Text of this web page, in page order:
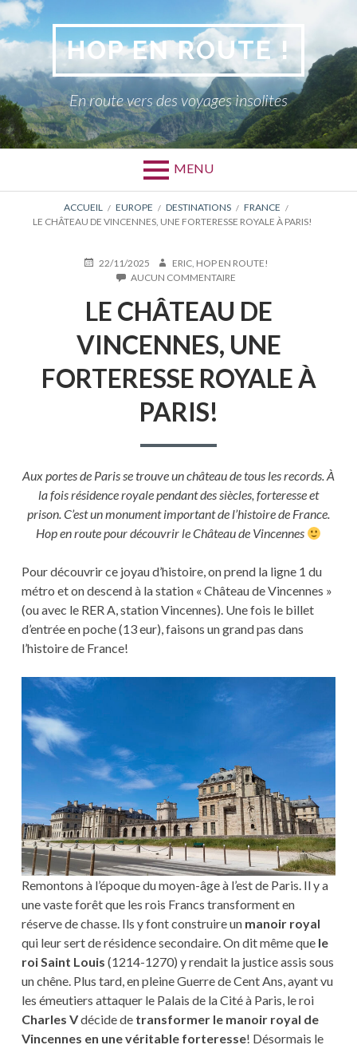
Aller
au
contenu
HOP EN ROUTE !
En route vers des voyages insolites
MENU
FIL
ACCUEIL EUROPE DESTINATIONS
FRANCE
LE CHÂTEAU DE VINCENNES, UNE FORTERESSE ROYALE À PARIS!
PUBLIÉ22/11/2025 AUTEUR
ERIC, HOP EN ROUTE!
AUCUN COMMENTAIRE
CHÂTEAU
DE
VINCENNES,
UNE
ROYALE
À
LE CHÂTEAU DE
VINCENNES, UNE
FORTERESSE ROYALE À
PARIS!
Aux portes de Paris se trouve un château de tous les records. À
la fois résidence royale pendant des siècles, forteresse et
prison. C’est un monument important de l’histoire de France.
Hop en route pour découvrir le Château de Vincennes
Pour découvrir ce joyau d’histoire, on prend la ligne 1 du
métro et on descend à la station « Château de Vincennes »
(ou avec le RER A, station Vincennes). Une fois le billet
d’entrée en poche (13 eur), faisons un grand pas dans
l’histoire de France!
Remontons à l’époque du moyen-âge à l’est de Paris. Il y a
une vaste forêt que les rois Francs transforment en
réserve de chasse. Ils y font construire un manoir royal
qui leur sert de résidence secondaire. On dit même que le
roi Saint Louis (1214-1270) y rendait la justice assis sous
un chêne. Plus tard, en pleine Guerre de Cent Ans, ayant vu
les émeutiers attaquer le Palais de la Cité à Paris, le roi
Charles Vdécide de transformer le manoir royal de
Vincennes en une véritable forteresse! Désormais le